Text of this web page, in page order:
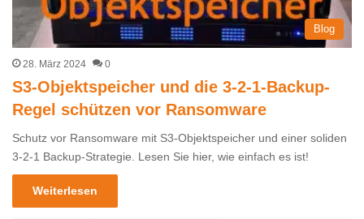
Blog
28. März 2024 0
S3-Objektspeicher und die 3-2-1-Backup-
Regel schützen vor Ransomware
Schutz vor Ransomware mit S3-Objektspeicher und einer soliden
3-2-1 Backup-Strategie. Lesen Sie hier, wie einfach es ist!
Weiterlesen